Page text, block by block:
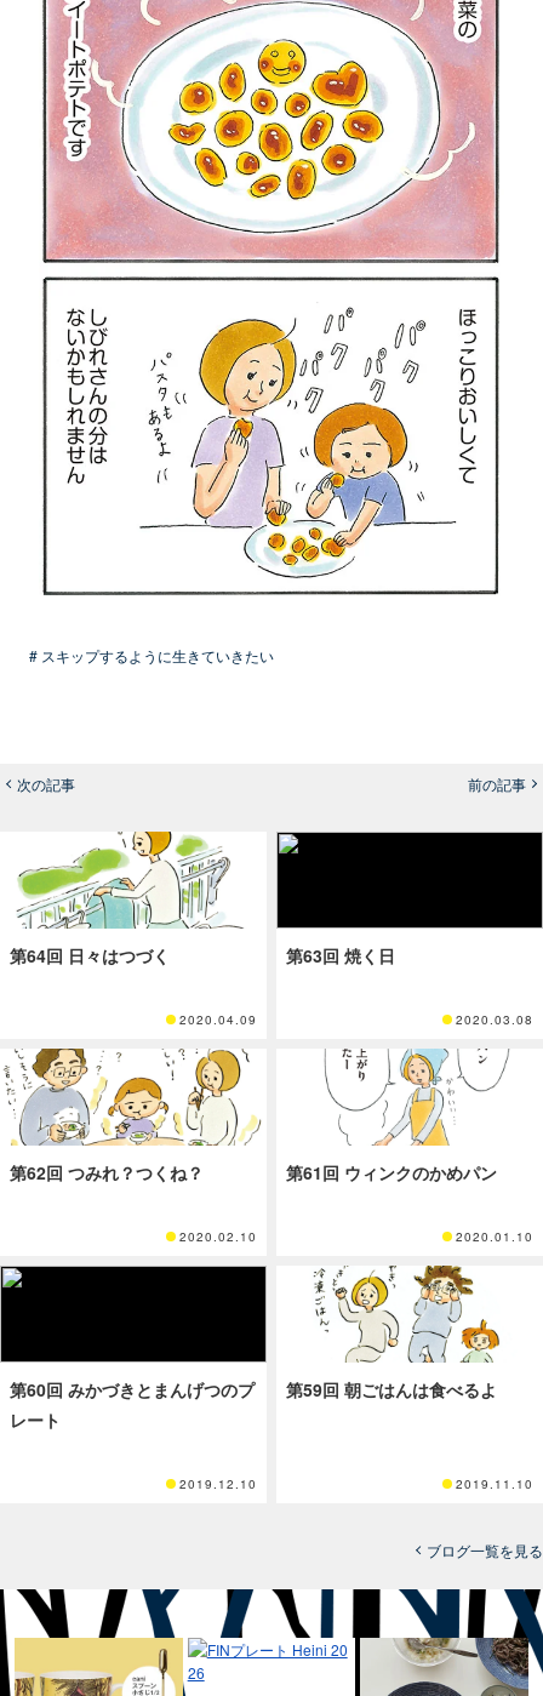
# スキップするように生きていきたい
次の記事 前の記事
第64回 日々はつづく
2020.04.09
第63回 焼く日
2020.03.08
第62回 つみれ？つくね？
2020.02.10
第61回 ウィンクのかめパン
2020.01.10
第60回 みかづきとまんげつのプ
レート
2019.12.10
第59回 朝ごはんは食べるよ
2019.11.10
ブログ一覧を見る